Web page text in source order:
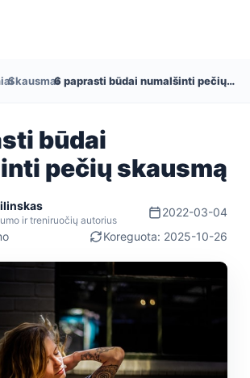
›Skausmai
› 6 paprasti būdai numalšinti pečių skausmą
būdai
pečių skausmą
ir treniruočių autorius
2022-03-04
Koreguota: 2025-10-26